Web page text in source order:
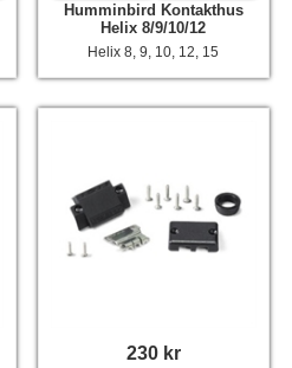
Humminbird Kontakthus
Helix 8/9/10/12
Helix 8, 9, 10, 12, 15
230 kr